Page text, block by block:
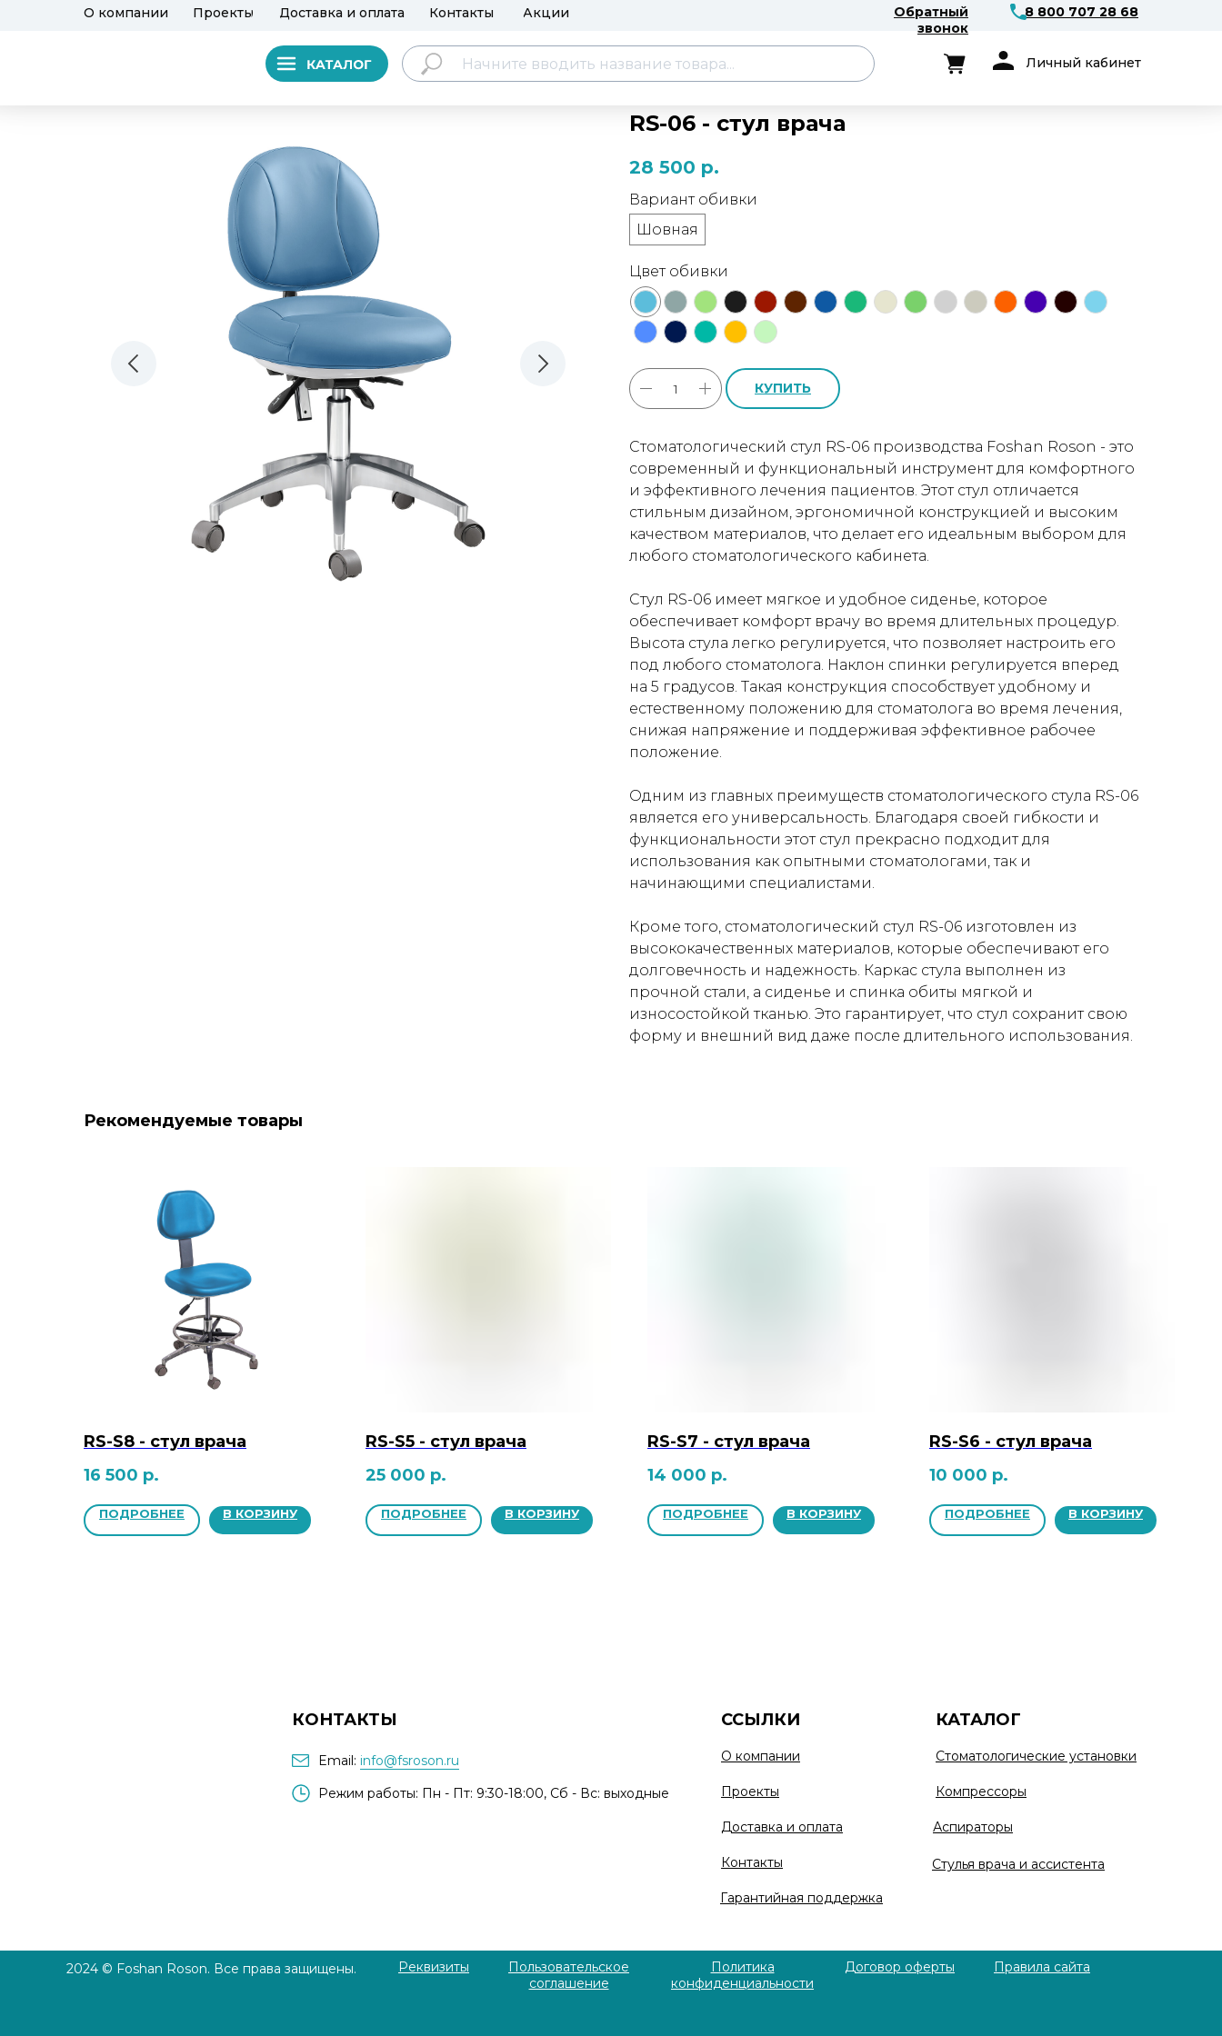
8 800 707 28 68
Обратный
звонок
О компании Проекты Доставка и оплата Контакты
Личный кабинет
Акции
RS-06 - стул врача
28 500 р.
Вариант обивки
Шовная
Цвет обивки
КУПИТЬ
Стоматологический стул RS-06 производства Foshan Roson - это
современный и функциональный инструмент для комфортного
и эффективного лечения пациентов. Этот стул отличается
стильным дизайном, эргономичной конструкцией и высоким
качеством материалов, что делает его идеальным выбором для
любого стоматологического кабинета.
Стул RS-06 имеет мягкое и удобное сиденье, которое
обеспечивает комфорт врачу во время длительных процедур.
Высота стула легко регулируется, что позволяет настроить его
под любого стоматолога. Наклон спинки регулируется вперед
на 5 градусов. Такая конструкция способствует удобному и
естественному положению для стоматолога во время лечения,
снижая напряжение и поддерживая эффективное рабочее
положение.
Одним из главных преимуществ стоматологического стула RS-06
является его универсальность. Благодаря своей гибкости и
функциональности этот стул прекрасно подходит для
использования как опытными стоматологами, так и
начинающими специалистами.
Кроме того, стоматологический стул RS-06 изготовлен из
высококачественных материалов, которые обеспечивают его
долговечность и надежность. Каркас стула выполнен из
прочной стали, а сиденье и спинка обиты мягкой и
износостойкой тканью. Это гарантирует, что стул сохранит свою
форму и внешний вид даже после длительного использования.
Рекомендуемые товары
RS-S8 - стул врача
16 500 р.
ПОДРОБНЕЕ В КОРЗИНУ
RS-S5 - стул врача
25 000 р.
ПОДРОБНЕЕ В КОРЗИНУ
RS-S7 - стул врача
14 000 р.
ПОДРОБНЕЕ В КОРЗИНУ
RS-S6 - стул врача
10 000 р.
ПОДРОБНЕЕ В КОРЗИНУ
Стоматологические установки
Компрессоры
Аспираторы
КАТАЛОГ
Стулья врача и ассистента
ССЫЛКИ
О компании
Доставка и оплата
Проекты
Контакты
КОНТАКТЫ
Email: info@fsroson.ru
Режим работы: Пн - Пт: 9:30-18:00, Сб - Вс: выходные
Договор оферты Правила сайта
Реквизиты
Пользовательское
соглашение
Политика
конфиденциальности
2024 © Foshan Roson. Все права защищены.
Гарантийная поддержка